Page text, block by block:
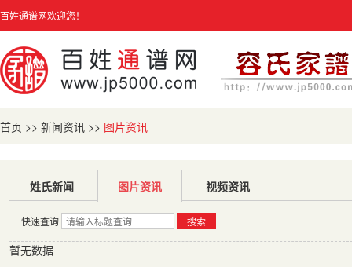
百姓通谱网欢迎您！
首页 >> 新闻资讯 >> 图片资讯
姓氏新闻 图片资讯 视频资讯
快速查询 搜索
暂无数据